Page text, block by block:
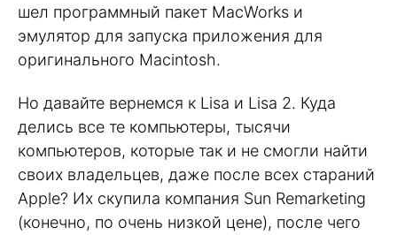
шел программный пакет MacWorks и
эмулятор для запуска приложения для
оригинального Macintosh.
Но давайте вернемся к Lisa и Lisa 2. Куда
делись все те компьютеры, тысячи
компьютеров, которые так и не смогли найти
своих владельцев, даже после всех стараний
Apple? Их скупила компания Sun Remarketing
(конечно, по очень низкой цене), после чего